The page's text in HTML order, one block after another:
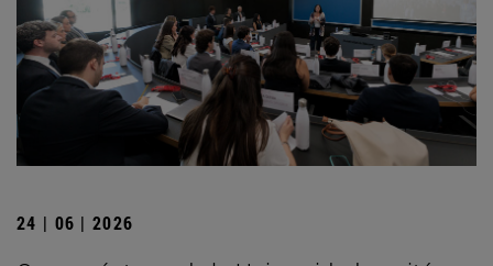
24 | 06 | 2026